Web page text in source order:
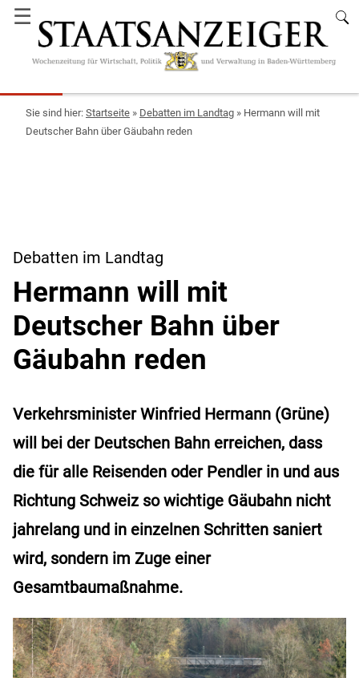
☰
Startseite » Debatten im Landtag » Hermann will mit
Deutscher Bahn über Gäubahn reden
Debatten im Landtag
Hermann will mit
Deutscher Bahn über
Gäubahn reden
Verkehrsminister Winfried Hermann (Grüne)
will bei der Deutschen Bahn erreichen, dass
die für alle Reisenden oder Pendler in und aus
Richtung Schweiz so wichtige Gäubahn nicht
jahrelang und in einzelnen Schritten saniert
wird, sondern im Zuge einer
Gesamtbaumaßnahme.